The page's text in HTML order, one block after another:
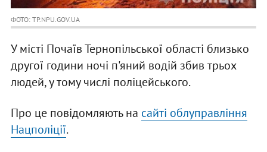
ФОТО: TP.NPU.GOV.UA
У місті Почаїв Тернопільської області близько
другої години ночі п'яний водій збив трьох
людей, у тому числі поліцейського.
Про це повідомляють на сайті облуправління
Нацполіції.